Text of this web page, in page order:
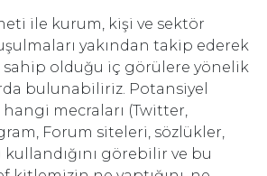
ile kurum, kişi ve sektör
yakından takip ederek
olduğu iç görülere yönelik
bulunabiliriz. Potansiyel
mecraları (Twitter,
Forum siteleri, sözlükler,
görebilir ve bu